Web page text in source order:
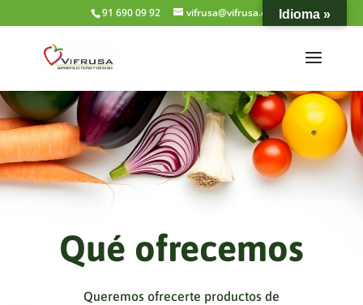
91 690 09 92 vifrusa@vifrusa.es
Qué ofrecemos
Queremos ofrecerte productos de
Idioma »